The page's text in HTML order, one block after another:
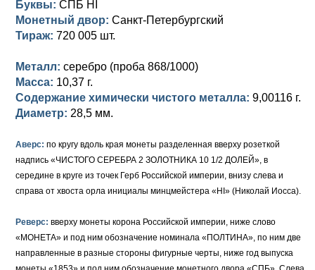
Русско-Польские
Памятные и донативные
Для Грузии
Медь
Серебро
Сибирские монеты
Для Молдавии и Валахии
Елизавета I (1741-1762)
Серебро
Медь
Альбертусталер
Анна Иоанновна (1730-1740)
Петр II (1727-1730)
Екатерина I (1725-1727)
Петр I (1682-1725)
Золото
Серебро
Медь
Буквы: СПБ HI
Монетный двор: Санкт-Петербургский
Тираж: 720 005 шт.
Металл: серебро (проба 868/1000)
Масса: 10,37 г.
Содержание химически чистого металла: 9,00116 г.
Диаметр: 28,5 мм.
Аверс: по кругу вдоль края монеты разделенная вверху розеткой
надпись «ЧИСТОГО СЕРЕБРА 2 ЗОЛОТНИКА 10 1/2 ДОЛЕЙ», в
середине в круге из точек Герб Российской империи, внизу слева и
справа от хвоста орла инициалы минцмейстера «HI» (Николай Иосса).
Реверс: вверху монеты корона Российской империи, ниже слово
«МОНЕТА» и под ним обозначение номинала «ПОЛТИНА», по ним две
направленные в разные стороны фигурные черты, ниже год выпуска